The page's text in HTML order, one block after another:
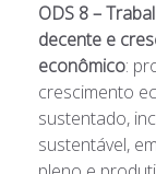
ODS 8 –
decente e
econômico:
crescimento
sustentado,
sustentável,